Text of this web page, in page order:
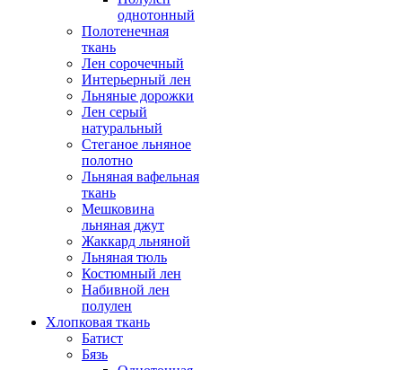
однотонный
Полотенечная
ткань
Лен сорочечный
Интерьерный лен
Льняные дорожки
Лен серый
натуральный
Стеганое льняное
полотно
Льняная вафельная
ткань
Мешковина
льняная джут
Жаккард льняной
Льняная тюль
Костюмный лен
Набивной лен
полулен
Хлопковая ткань
Батист
Бязь